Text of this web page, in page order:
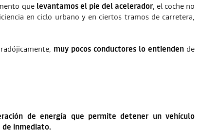
que levantamos el pie del acelerador, el coche no
en ciclo urbano y en ciertos tramos de carretera,
muy pocos conductores lo entienden de
de energía que permite detener un vehículo
de inmediato.